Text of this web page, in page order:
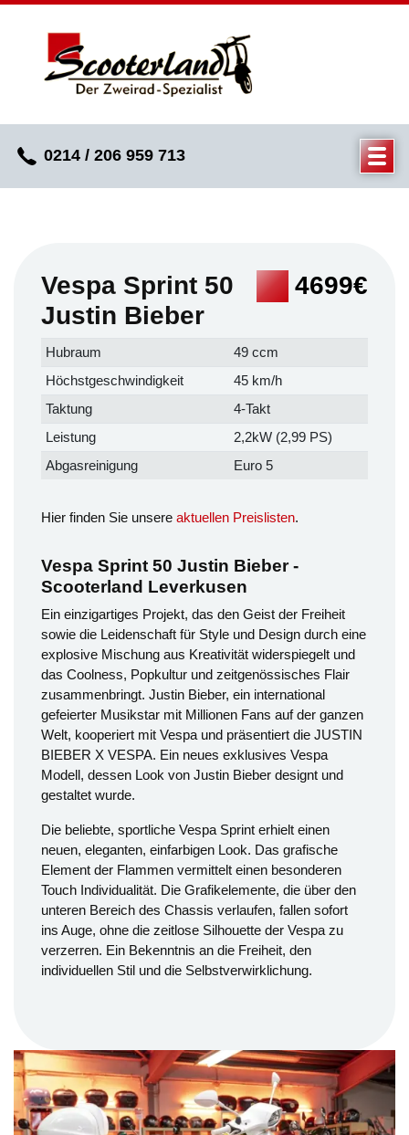
0214 / 206 959 713
Vespa Sprint 50
Justin Bieber
4699€
Hubraum
49 ccm
Höchstgeschwindigkeit
45 km/h
Taktung
4-Takt
Leistung
2,2kW (2,99 PS)
Abgasreinigung
Euro 5
Hier finden Sie unsere aktuellen Preislisten.
Vespa Sprint 50 Justin Bieber -
Scooterland Leverkusen
Ein einzigartiges Projekt, das den Geist der Freiheit
sowie die Leidenschaft für Style und Design durch eine
explosive Mischung aus Kreativität widerspiegelt und
das Coolness, Popkultur und zeitgenössisches Flair
zusammenbringt. Justin Bieber, ein international
gefeierter Musikstar mit Millionen Fans auf der ganzen
Welt, kooperiert mit Vespa und präsentiert die JUSTIN
BIEBER X VESPA. Ein neues exklusives Vespa
Modell, dessen Look von Justin Bieber designt und
gestaltet wurde.
Die beliebte, sportliche Vespa Sprint erhielt einen
neuen, eleganten, einfarbigen Look. Das grafische
Element der Flammen vermittelt einen besonderen
Touch Individualität. Die Grafikelemente, die über den
unteren Bereich des Chassis verlaufen, fallen sofort
ins Auge, ohne die zeitlose Silhouette der Vespa zu
verzerren. Ein Bekenntnis an die Freiheit, den
individuellen Stil und die Selbstverwirklichung.